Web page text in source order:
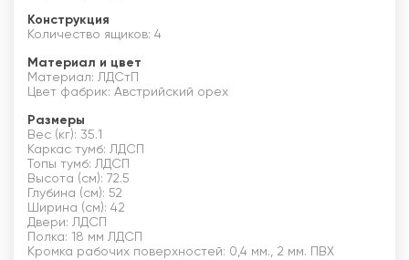
Конструкция
Количество ящиков: 4
Материал и цвет
Материал: ЛДСтП
Цвет фабрик: Австрийский орех
Размеры
Вес (кг): 35.1
Каркас тумб: ЛДСП
Топы тумб: ЛДСП
Высота (см): 72.5
Глубина (см): 52
Ширина (см): 42
Двери: ЛДСП
Полка: 18 мм ЛДСП
Кромка рабочих поверхностей: 0,4 мм., 2 мм. ПВХ